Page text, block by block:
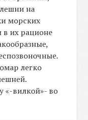
на
морских
их рационе
легко
«-вилкой»- во